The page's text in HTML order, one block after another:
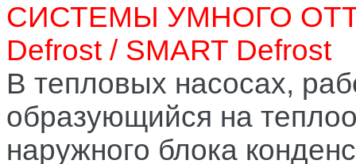
СИСТЕМЫ УМНОГО
Defrost / SMART Defrost
В тепловых насосах,
образующийся на
наружного блока